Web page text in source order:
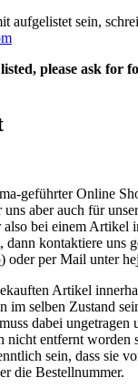
aufgelistet sein,
please ask for
geführter Online
aber auch für
bei einem Artikel
dann kontaktiere uns
) oder per Mail unter
Artikel
im selben Zustand
dabei
nicht entfernt worden
sein, dass sie
die Bestellnummer.